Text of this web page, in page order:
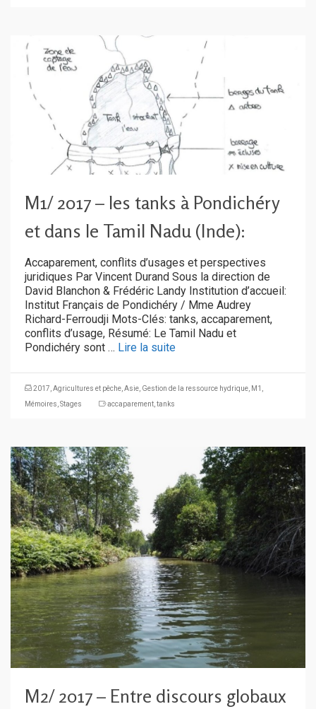
M1/ 2017 – les tanks à Pondichéry
et dans le Tamil Nadu (Inde):
Accaparement, conflits d’usages et perspectives
juridiques Par Vincent Durand Sous la direction de
David Blanchon & Frédéric Landy Institution d’accueil:
Institut Français de Pondichéry / Mme Audrey
Richard-Ferroudji Mots-Clés: tanks, accaparement,
conflits d’usage, Résumé: Le Tamil Nadu et
Pondichéry sont … Lire la suite
2017 Agricultures et pêche Asie Gestion de la ressource hydrique M1
Mémoires Stages accaparement tanks
M2/ 2017 – Entre discours globaux